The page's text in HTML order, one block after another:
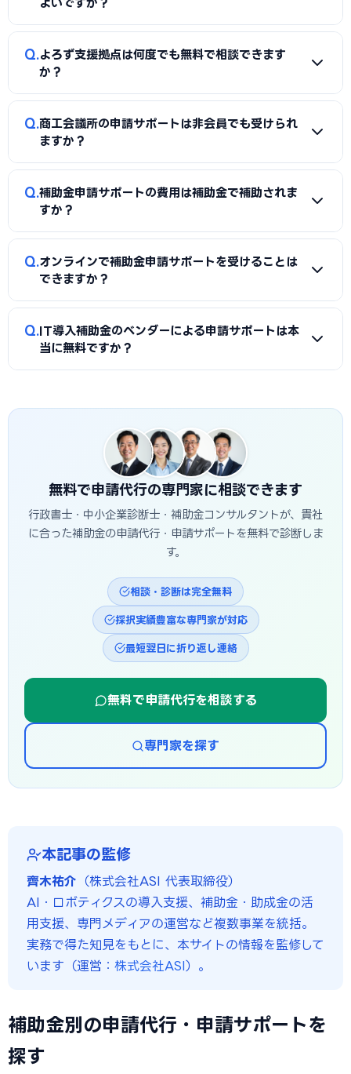
よいですか？
A
費用を抑えたい場合や自社で事業計画をある程度作れる場
合は申請サポート（添削型）が適しています。時間がない・書
代行を選ぶとよいでしょう。
Q よろず支援拠点は何度でも無料で相談できます
か？
A
はい、よろず支援拠点は相談回数に制限なく無料で利用で
きます。ただし申請書類の代理作成は範囲外のため、書類作
Q 商工会議所の申請サポートは非会員でも受けられ
ますか？
A
相談自体は非会員でも受け付けている商工会議所も多いで
すが、持続化補助金の確認書（様式4）発行は会員（または
を検討するか、行政書士・コンサルに依頼する選択肢があり
ます。
Q 補助金申請サポートの費用は補助金で補助されま
すか？
A
補助金申請のためのコンサルタント費用は補助金の対象経
費外となるのが一般的です。ただし一部の補助金では専門家
合があるため、公募要領を確認してください。
Q オンラインで補助金申請サポートを受けることは
できますか？
A
はい、多くの行政書士・補助金コンサルがオンラインでの
申請サポートを提供しています。Zoomなどのビデオ通話で書
Q IT導入補助金のベンダーによる申請サポートは本
当に無料ですか？
的に無料です。ただしベンダーによっては申請支援を名目に高
額なツールへのアップグレードを勧めてくるケースもあるため
注意が必要です。
無料で申請代行の専門家に相談できます
行政書士・中小企業診断士・補助金コンサルタントが、貴社
に合った補助金の申請代行・申請サポートを無料で診断しま
す。
相談・診断は完全無料
採択実績豊富な専門家が対応
最短翌日に折り返し連絡
無料で申請代行を相談する
専門家を探す
本記事の監修
齊木祐介 （株式会社ASI 代表取締役）
AI・ロボティクスの導入支援、補助金・助成金の活
用支援、専門メディアの運営など複数事業を統括。
実務で得た知見をもとに、本サイトの情報を監修して
います（運営： 株式会社ASI）。
補助金別の申請代行・申請サポートを
探す